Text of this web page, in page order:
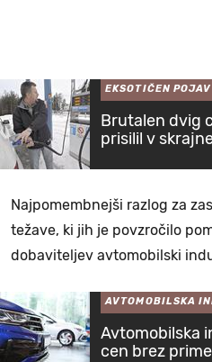
EKSOTIČEN POJAV
Brutalen dvig
prisilil v
Najpomembnejši razlog za
težave, ki jih je povzročilo
dobaviteljev avtomobilski
AVTOMOBILSKA
Avtomobilska
cen brez